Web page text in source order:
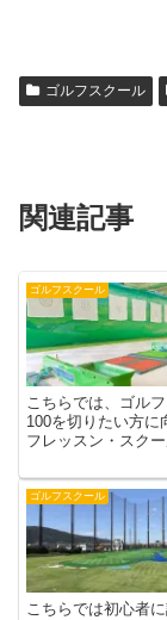
ゴルフスクール
関連記事
ゴルフスクール
こちらでは、ゴル
100を切りたい方
フレッスン・スク
ゴルフスクール
こちらでは初心者